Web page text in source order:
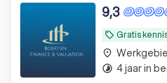
local_offer Gratis
9,3
place
timelapse 4 jaar in